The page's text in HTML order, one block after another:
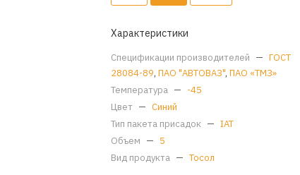
Характеристики
Спецификации производителей — ГОСТ
28084-89,ПАО "АВТОВАЗ",ПАО «ТМЗ»
Температура — -45
Цвет — Синий
Тип пакета присадок — IAT
Объем — 5
Вид продукта — Тосол